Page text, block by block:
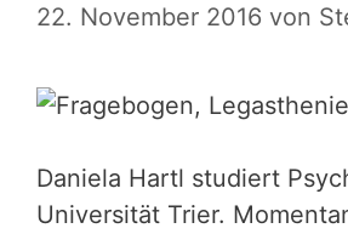
22. November 2016 von
Daniela Hartl studiert
Universität Trier.